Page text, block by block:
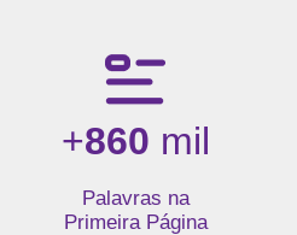
+860 mil
Palavras na
Primeira Página